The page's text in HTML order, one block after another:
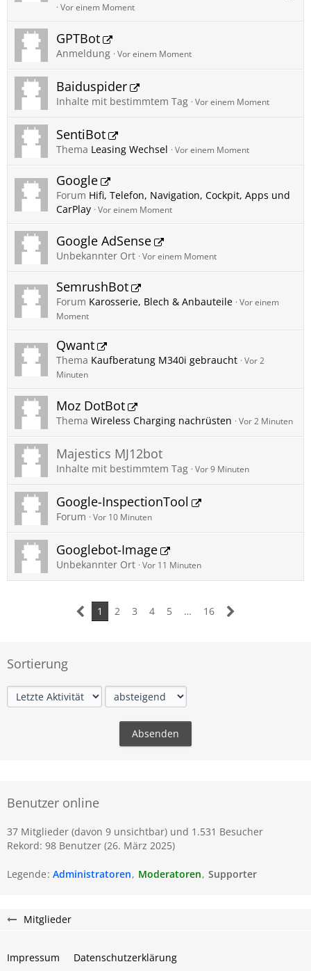
Vor einem Moment
GPTBot
Anmeldung Vor einem Moment
Baiduspider
Inhalte mit bestimmtem Tag Vor einem Moment
SentiBot
Thema Leasing Wechsel Vor einem Moment
Google
Forum Hifi, Telefon, Navigation, Cockpit, Apps und
CarPlay Vor einem Moment
Google AdSense
Unbekannter Ort Vor einem Moment
SemrushBot
Forum Karosserie, Blech & Anbauteile Vor einem
Moment
Qwant
Thema Kaufberatung M340i gebraucht Vor 2
Minuten
Moz DotBot
Thema Wireless Charging nachrüsten Vor 2 Minuten
Majestics MJ12bot
Inhalte mit bestimmtem Tag Vor 9 Minuten
Google-InspectionTool
Forum Vor 10 Minuten
Googlebot-Image
Unbekannter Ort Vor 11 Minuten
1 2 3 4 5 … 16
Sortierung
Benutzer online
37 Mitglieder (davon 9 unsichtbar) und 1.531 Besucher
Rekord: 98 Benutzer (26. März 2025)
Legende Administratoren Moderatoren Supporter
Mitglieder
Impressum Datenschutzerklärung